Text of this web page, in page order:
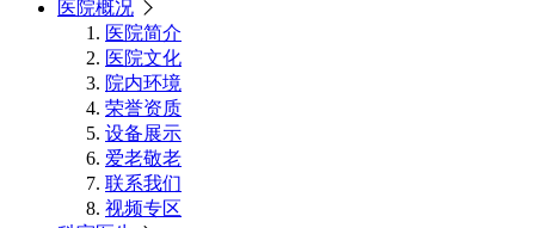
医院概况
医院简介
医院文化
院内环境
荣誉资质
设备展示
爱老敬老
联系我们
视频专区